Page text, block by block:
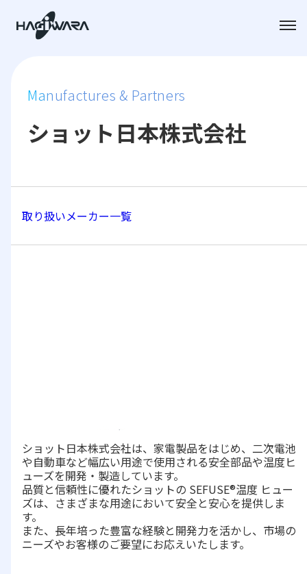
Manufactures & Partners
ショット日本株式会社
取り扱いメーカー一覧
ショット日本株式会社は、家電製品をはじめ、二次電池
や自動車など幅広い用途で使用される安全部品や温度ヒ
ューズを開発・製造しています。
品質と信頼性に優れたショットの SEFUSE®温度 ヒュー
ズは、さまざまな用途において安全と安心を提供しま
す。
また、長年培った豊富な経験と開発力を活かし、市場の
ニーズやお客様のご要望にお応えいたします。